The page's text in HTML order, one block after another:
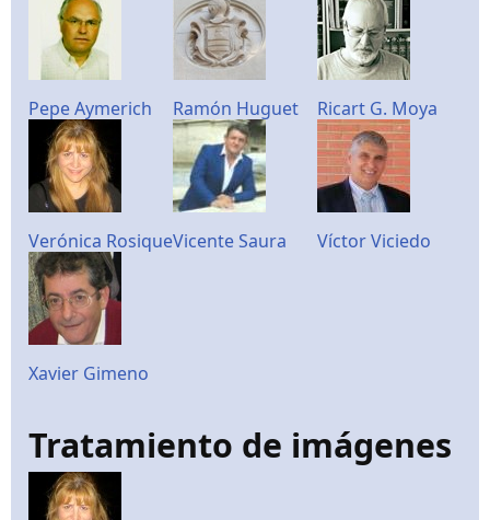
Pepe Aymerich Ramón Huguet Ricart G. Moya
Verónica RosiqueVicente Saura Víctor Viciedo
Xavier Gimeno
Tratamiento de imágenes